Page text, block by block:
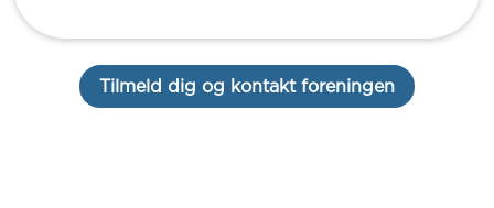
Tilmeld dig og kontakt foreningen